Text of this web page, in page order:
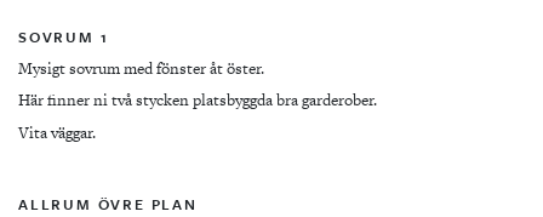
SOVRUM 1
Mysigt sovrum med fönster åt öster.
Här finner ni två stycken platsbyggda bra garderober.
Vita väggar.
ALLRUM ÖVRE PLAN